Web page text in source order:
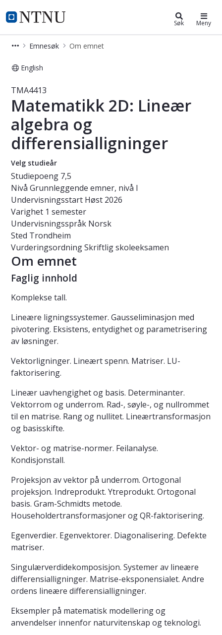
NTNU Hjemmeside
Studier Søk Meny
Emnesøk Om emnet
English
Emne - Matematikk 2D: Lineær
TMA4413
Matematikk 2D: Lineær
algebra og
differensialligninger
Velg studieår
Studiepoeng 7,5
Nivå Grunnleggende emner, nivå I
Undervisningsstart Høst 2026
Varighet 1 semester
Undervisningsspråk Norsk
Sted Trondheim
VurderingsordningSkriftlig skoleeksamen
Om emnet
Faglig innhold
Komplekse tall.
Lineære ligningssystemer. Gausseliminasjon med
pivotering. Eksistens, entydighet og parametrisering
av løsninger.
Vektorligninger. Lineært spenn. Matriser. LU-
faktorisering.
Lineær uavhengighet og basis. Determinanter.
Vektorrom og underrom. Rad-, søyle-, og nullrommet
til en matrise. Rang og nullitet. Lineærtransformasjon
og basisskifte.
Vektor- og matrise-normer. Feilanalyse.
Kondisjonstall.
Projeksjon av vektor på underrom. Ortogonal
projeksjon. Indreprodukt. Ytreprodukt. Ortogonal
basis. Gram-Schmidts metode.
Householdertransformasjoner og QR-faktorisering.
Egenverdier. Egenvektorer. Diagonalisering. Defekte
matriser.
Singulærverdidekomposisjon. Systemer av lineære
differensialligninger. Matrise-eksponensialet. Andre
ordens lineære differensialligninger.
Eksempler på matematisk modellering og
anvendelser innenfor naturvitenskap og teknologi.